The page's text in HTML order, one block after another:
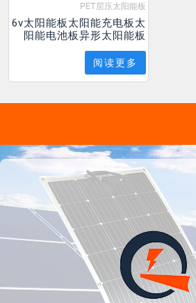
PET层压太阳能板
6v太阳能板太阳能充电板太
阳能电池板异形太阳能板
阅读更多